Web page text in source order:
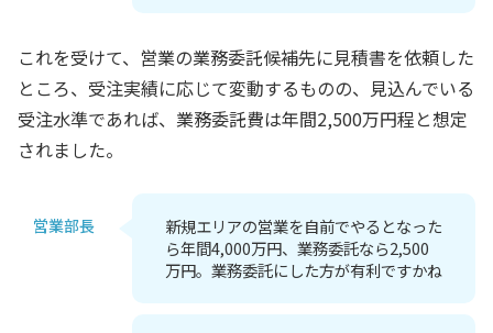
これを受けて、営業の業務委託候補先に見積書を依頼した
ところ、受注実績に応じて変動するものの、見込んでいる
受注水準であれば、業務委託費は年間2,500万円程と想定
されました。
営業部長
新規エリアの営業を自前でやるとなった
ら年間4,000万円、業務委託なら2,500
万円。業務委託にした方が有利ですかね